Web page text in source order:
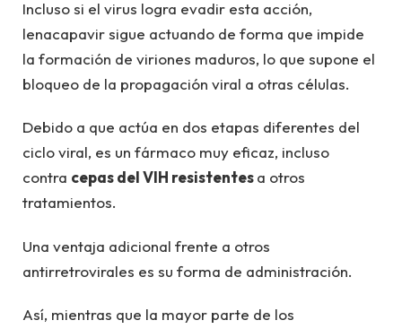
Incluso si el virus logra evadir esta acción,
lenacapavir sigue actuando de forma que impide
la formación de viriones maduros, lo que supone el
bloqueo de la propagación viral a otras células.
Debido a que actúa en dos etapas diferentes del
ciclo viral, es un fármaco muy eficaz, incluso
contra cepas del VIH resistentesa otros
tratamientos.
Una ventaja adicional frente a otros
antirretrovirales es su forma de administración.
Así, mientras que la mayor parte de los